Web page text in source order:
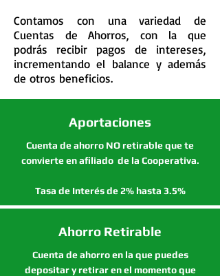
Contamos con una variedad de
Cuentas de Ahorros, con la que
podrás recibir pagos de intereses,
incrementando el balance y además
de otros beneficios.
Aportaciones
Cuenta de ahorro NO retirable que te
convierte en afiliado de la Cooperativa.
Tasa de Interés de 2% hasta 3.5%
Ahorro Retirable
Cuenta de ahorro en la que puedes
depositar y retirar en el momento que